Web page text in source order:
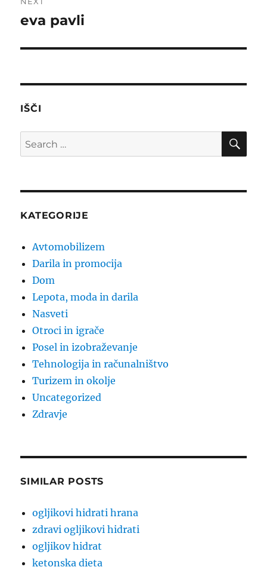
Next
eva pavli
IŠČI
Search
for:
KATEGORIJE
Avtomobilizem
Darila in promocija
Dom
Lepota, moda in darila
Nasveti
Otroci in igrače
Posel in izobraževanje
Tehnologija in računalništvo
Turizem in okolje
Uncategorized
Zdravje
SIMILAR POSTS
ogljikovi hidrati hrana
zdravi ogljikovi hidrati
ogljikov hidrat
ketonska dieta